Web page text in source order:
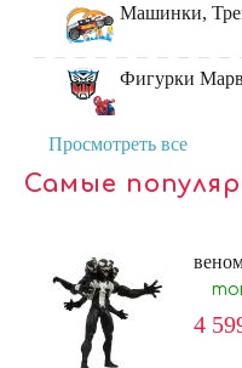
Машинки,
Фигурки
Просмотреть все
Самые
4